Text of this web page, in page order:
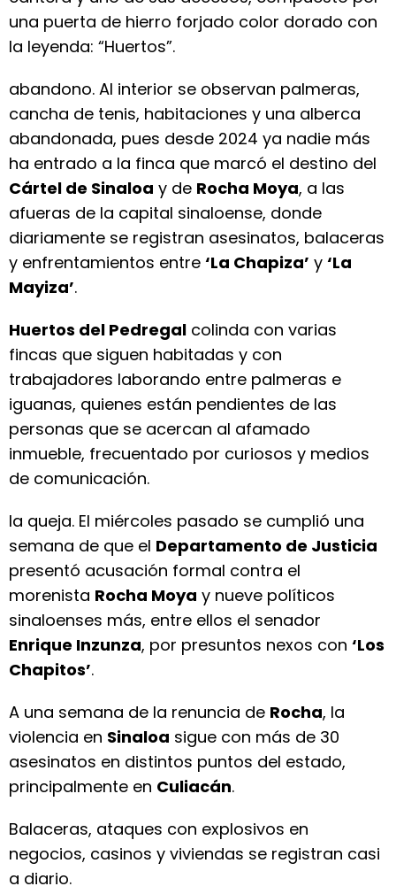
una puerta de hierro forjado color dorado con
la leyenda: “Huertos”.
abandono. Al interior se observan palmeras,
cancha de tenis, habitaciones y una alberca
abandonada, pues desde 2024 ya nadie más
ha entrado a la finca que marcó el destino del
Cártel de Sinaloa y de Rocha Moya, a las
afueras de la capital sinaloense, donde
diariamente se registran asesinatos, balaceras
y enfrentamientos entre ‘La Chapiza’ y ‘La
Mayiza’.
Huertos del Pedregal colinda con varias
fincas que siguen habitadas y con
trabajadores laborando entre palmeras e
iguanas, quienes están pendientes de las
personas que se acercan al afamado
inmueble, frecuentado por curiosos y medios
de comunicación.
la queja. El miércoles pasado se cumplió una
semana de que el Departamento de Justicia
presentó acusación formal contra el
morenista Rocha Moya y nueve políticos
sinaloenses más, entre ellos el senador
Enrique Inzunza, por presuntos nexos con ‘Los
Chapitos’.
A una semana de la renuncia de Rocha, la
violencia en Sinaloa sigue con más de 30
asesinatos en distintos puntos del estado,
principalmente en Culiacán.
Balaceras, ataques con explosivos en
negocios, casinos y viviendas se registran casi
a diario.